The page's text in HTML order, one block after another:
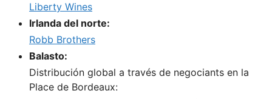
Liberty Wines
Irlanda del norte:
Robb Brothers
Balasto:
Distribución global a través de negociants en la
Place de Bordeaux: